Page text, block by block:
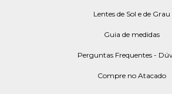
Lentes de Sol e de Grau
Guia de medidas
Perguntas Frequentes -
Compre no Atacado